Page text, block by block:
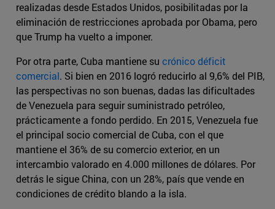
realizadas desde Estados Unidos, posibilitadas por la
eliminación de restricciones aprobada por Obama, pero
que Trump ha vuelto a imponer.
Por otra parte, Cuba mantiene su crónico déficit
comercial. Si bien en 2016 logró reducirlo al 9,6% del PIB,
las perspectivas no son buenas, dadas las dificultades
de Venezuela para seguir suministrado petróleo,
prácticamente a fondo perdido. En 2015, Venezuela fue
el principal socio comercial de Cuba, con el que
mantiene el 36% de su comercio exterior, en un
intercambio valorado en 4.000 millones de dólares. Por
detrás le sigue China, con un 28%, país que vende en
condiciones de crédito blando a la isla.